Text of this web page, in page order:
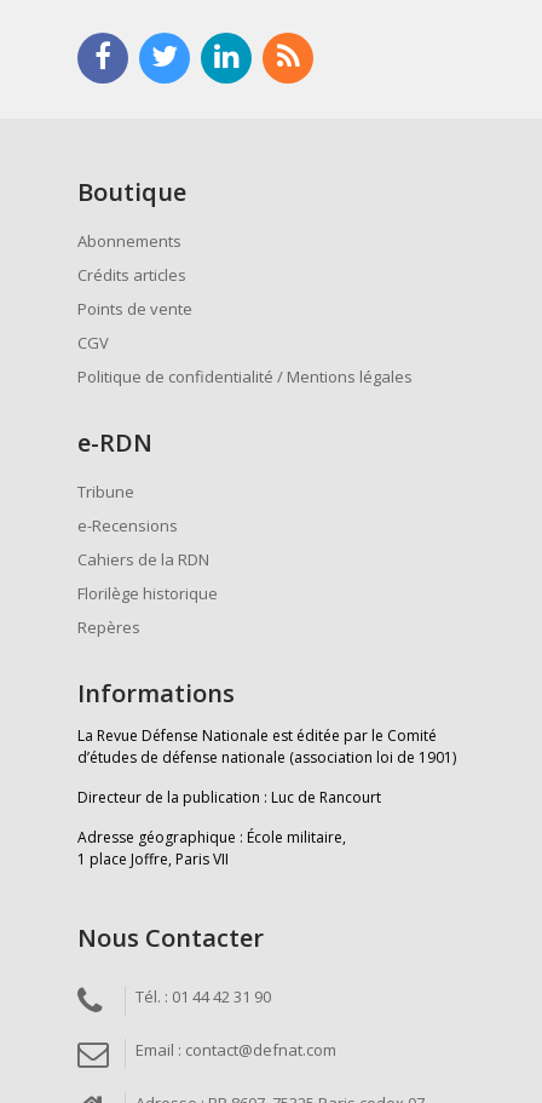
Boutique
Abonnements
Crédits articles
Points de vente
CGV
Politique de confidentialité / Mentions légales
e-RDN
Tribune
e-Recensions
Cahiers de la RDN
Florilège historique
Repères
Informations
La Revue Défense Nationale est éditée par le Comité
d’études de défense nationale (association loi de 1901)
Directeur de la publication : Luc de Rancourt
Adresse géographique : École militaire,
1 place Joffre, Paris VII
Nous Contacter
Tél. : 01 44 42 31 90
Email : contact@defnat.com